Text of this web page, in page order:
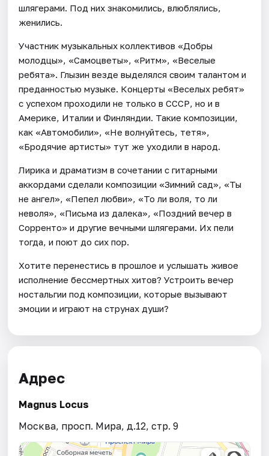
шлягерами. Под них знакомились, влюблялись,
женились.
Участник музыкальных коллективов «Добры
молодцы», «Самоцветы», «Ритм», «Веселые
ребята». Глызин везде выделялся своим талантом и
преданностью музыке. Концерты «Веселых ребят»
с успехом проходили не только в СССР, но и в
Америке, Италии и Финляндии. Такие композиции,
как «Автомобили», «Не волнуйтесь, тетя»,
«Бродячие артисты» тут же уходили в народ.
Лирика и драматизм в сочетании с гитарными
аккордами сделали композиции «Зимний сад», «Ты
не ангел», «Пепел любви», «То ли воля, то ли
неволя», «Письма из далека», «Поздний вечер в
Сорренто» и другие вечными шлягерами. Их пели
тогда, и поют до сих пор.
Хотите перенестись в прошлое и услышать живое
исполнение бессмертных хитов? Устроить вечер
ностальгии под композиции, которые вызывают
эмоции и играют на струнах души?
Адрес
Magnus Locus
Москва, просп. Мира, д.12, стр. 9